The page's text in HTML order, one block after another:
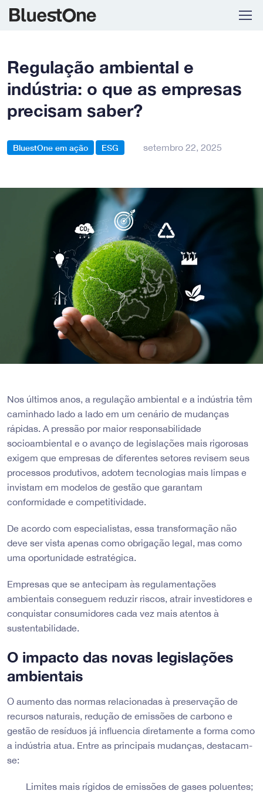
Skip to navigation
Skip to content
Regulação ambiental e
indústria: o que as empresas
precisam saber?
BluestOne em ação ESG setembro 22, 2025
Nos últimos anos, a regulação ambiental e a indústria têm
caminhado lado a lado em um cenário de mudanças
rápidas. A pressão por maior responsabilidade
socioambiental e o avanço de legislações mais rigorosas
exigem que empresas de diferentes setores revisem seus
processos produtivos, adotem tecnologias mais limpas e
invistam em modelos de gestão que garantam
conformidade e competitividade.
De acordo com especialistas, essa transformação não
deve ser vista apenas como obrigação legal, mas como
uma oportunidade estratégica.
Empresas que se antecipam às regulamentações
ambientais conseguem reduzir riscos, atrair investidores e
conquistar consumidores cada vez mais atentos à
sustentabilidade.
O impacto das novas legislações
ambientais
O aumento das normas relacionadas à preservação de
recursos naturais, redução de emissões de carbono e
gestão de resíduos já influencia diretamente a forma como
a indústria atua. Entre as principais mudanças, destacam-
se:
Limites mais rígidos de emissões de gases poluentes;